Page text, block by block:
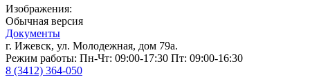
Изображения:
Обычная версия
Документы
г. Ижевск, ул. Молодежная, дом 79а.
Режим работы: Пн-Чт: 09:00-17:30 Пт: 09:00-16:30
8 (3412) 364-050